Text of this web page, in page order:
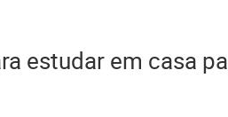
estudar em casa